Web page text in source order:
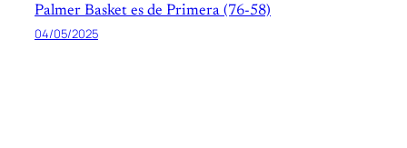
Palmer Basket es de Primera (76-58)
04/05/2025